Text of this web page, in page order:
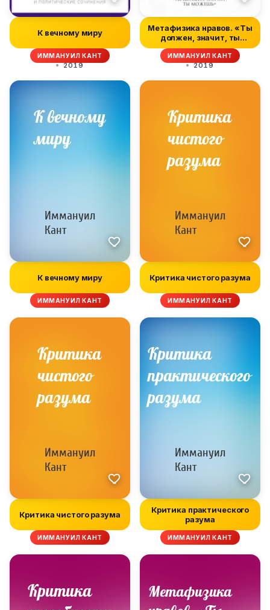
К вечному миру
ИММАНУИЛ КАНТ
2019
Метафизика нравов. «Ты
должен, значит, ты
можешь»
ИММАНУИЛ КАНТ
2019
К вечному миру
ИММАНУИЛ КАНТ
Критика чистого разума
ИММАНУИЛ КАНТ
Критика чистого разума
ИММАНУИЛ КАНТ
Критика практического
разума
ИММАНУИЛ КАНТ